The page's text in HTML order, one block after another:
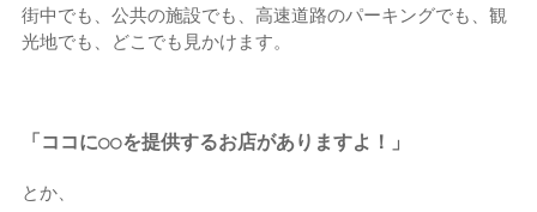
街中でも、公共の施設でも、高速道路のパーキングでも、観
光地でも、どこでも見かけます。
「ココに○○を提供するお店がありますよ！」
とか、